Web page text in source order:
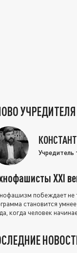
УЧРЕДИТЕЛЯ
Учредитель
XXI
побеждает не
становится
когда человек